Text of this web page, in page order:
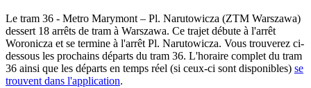
Le tram 36 - Metro Marymont – Pl. Narutowicza (ZTM Warszawa)
dessert 18 arrêts de tram à Warszawa. Ce trajet débute à l'arrêt
Woronicza et se termine à l'arrêt Pl. Narutowicza. Vous trouverez ci-
dessous les prochains départs du tram 36. L'horaire complet du tram
36 ainsi que les départs en temps réel (si ceux-ci sont disponibles) se
trouvent dans l'application.